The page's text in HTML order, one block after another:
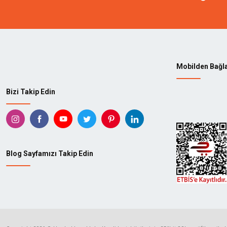
Bizi Takip Edin
Blog Sayfamızı Takip Edin
Mobilden